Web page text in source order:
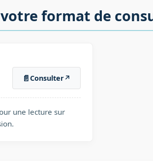
votre format de
📄Consulter↗
une lecture sur